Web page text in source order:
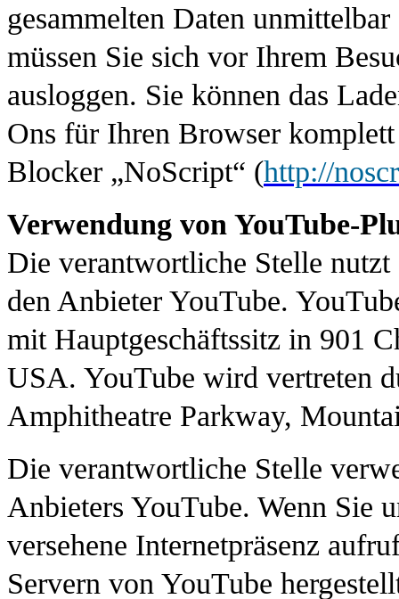
gesammelten Daten
müssen Sie sich vor Ihrem
ausloggen. Sie können das
Ons für Ihren Browser
Blocker „NoScript“ (http://
Verwendung von YouTube-
Die verantwortliche Stelle
den Anbieter YouTube.
mit Hauptgeschäftssitz in 901
USA. YouTube wird vertreten
Amphitheatre Parkway,
Die verantwortliche Stelle
Anbieters YouTube. Wenn Sie
versehene Internetpräsenz
Servern von YouTube